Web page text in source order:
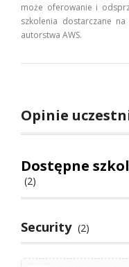
może oferowanie i
szkolenia dostarczane
autorstwa AWS.
Opinie
Dostępne
(2)
Security (2)